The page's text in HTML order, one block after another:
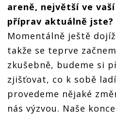
areně, největší ve
příprav aktuálně jste?
Momentálně ještě
takže se teprve
zkušebně, budeme si
zjišťovat, co k sobě
provedeme nějaké
nás výzvou. Naše